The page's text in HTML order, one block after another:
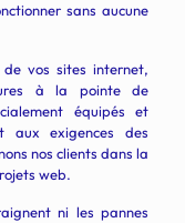
sans aucune
de vos sites internet,
à la pointe de
équipés et
aux exigences des
nos clients dans la
web.
ni les pannes